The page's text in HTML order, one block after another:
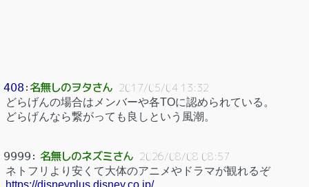
408 ：名無しのヲタさん 2017/05/04 13:32
どらげんの場合はメンバーや各TOに認められている。
どらげんなら繋がっても良しという風潮。
9999 ： 名無しのネズミさん 2026/08/08 08:57
ネトフリより安くて大体のアニメやドラマが観れるぞ
https://disneyplus.disney.co.jp/